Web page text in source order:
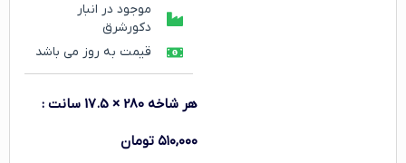
موجود در انبار
دکورشرق
قیمت به روز می باشد
هر شاخه 280 × 17.5 سانت :
۵۱۰,۰۰۰ تومان